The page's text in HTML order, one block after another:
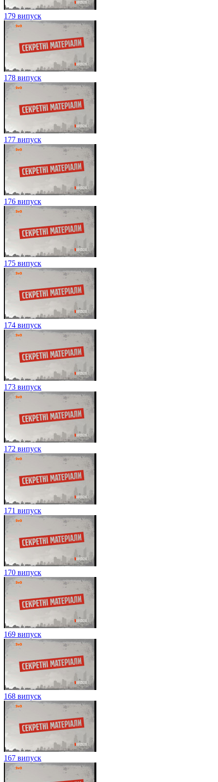
179 випуск
178 випуск
177 випуск
176 випуск
175 випуск
174 випуск
173 випуск
172 випуск
171 випуск
170 випуск
169 випуск
168 випуск
167 випуск